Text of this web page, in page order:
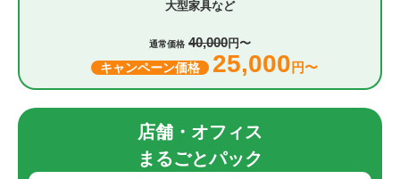
大型家具など
通常価格 40,000円〜
キャンペーン価格 25,000 円〜
店舗・オフィス
まるごとパック